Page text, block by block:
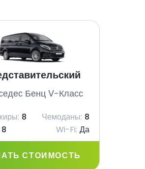
Бенц V-Класс
8 Чемоданы: 8
8 Wi-Fi: Да
СТОИМОСТЬ